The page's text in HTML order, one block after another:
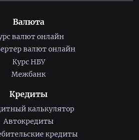
Валюта
валют онлайн
валют онлайн
Курс НБУ
Межбанк
Кредиты
калькулятор
Автокредиты
кредиты